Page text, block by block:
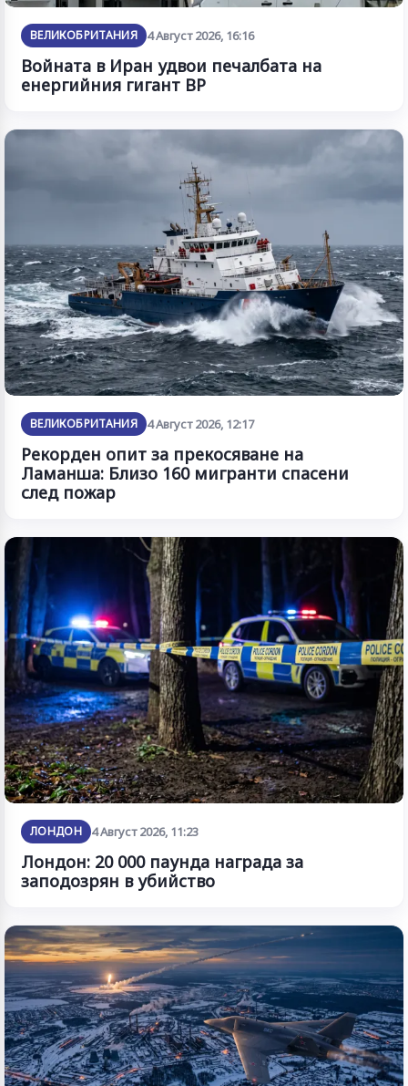
ВЕЛИКОБРИТАНИЯ 4 Август 2026, 16:16
Войната в Иран удвои печалбата на
енергийния гигант BP
ВЕЛИКОБРИТАНИЯ 4 Август 2026, 12:17
Рекорден опит за прекосяване на
Ламанша: Близо 160 мигранти спасени
след пожар
ЛОНДОН 4 Август 2026, 11:23
Лондон: 20 000 паунда награда за
заподозрян в убийство